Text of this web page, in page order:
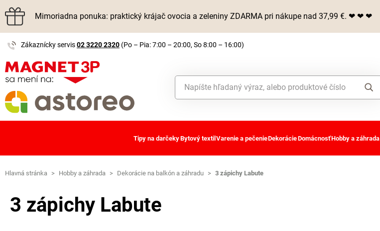
Mimoriadna ponuka: praktický krájač ovocia a zeleniny ZDARMA pri nákupe nad 37,99 €. ❤ ❤ ❤
Zákaznícky servis02 3220 2320 (Po – Pia: 7:00 – 20:00, So 8:00 – 16:00)
Tipy na darčekyBytový textil Varenie a pečenieDekorácieDomácnosťHobby a záhrada
Hlavná stránka > Hobby a záhrada > Dekorácie na balkón a záhradu > 3 zápichy Labute
3 zápichy Labute